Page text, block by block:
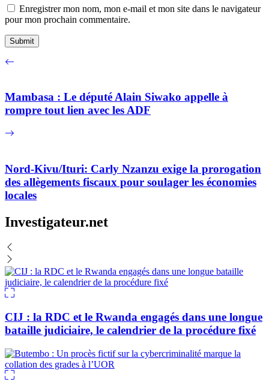
Enregistrer mon nom, mon e-mail et mon site dans le navigateur
pour mon prochain commentaire.
Mambasa : Le député Alain Siwako appelle à
rompre tout lien avec les ADF
Nord-Kivu/Ituri: Carly Nzanzu exige la prorogation
des allègements fiscaux pour soulager les économies
locales
Investigateur.net
CIJ : la RDC et le Rwanda engagés dans une longue
bataille judiciaire, le calendrier de la procédure fixé